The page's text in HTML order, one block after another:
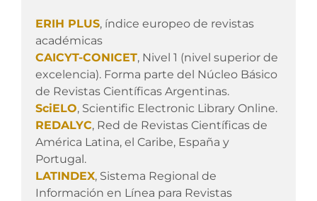
ERIH PLUS, índice europeo de revistas
académicas
CAICYT-CONICET, Nivel 1 (nivel superior de
excelencia). Forma parte del Núcleo Básico
de Revistas Científicas Argentinas.
SciELO, Scientific Electronic Library Online.
REDALYC, Red de Revistas Científicas de
América Latina, el Caribe, España y
Portugal.
LATINDEX, Sistema Regional de
Información en Línea para Revistas